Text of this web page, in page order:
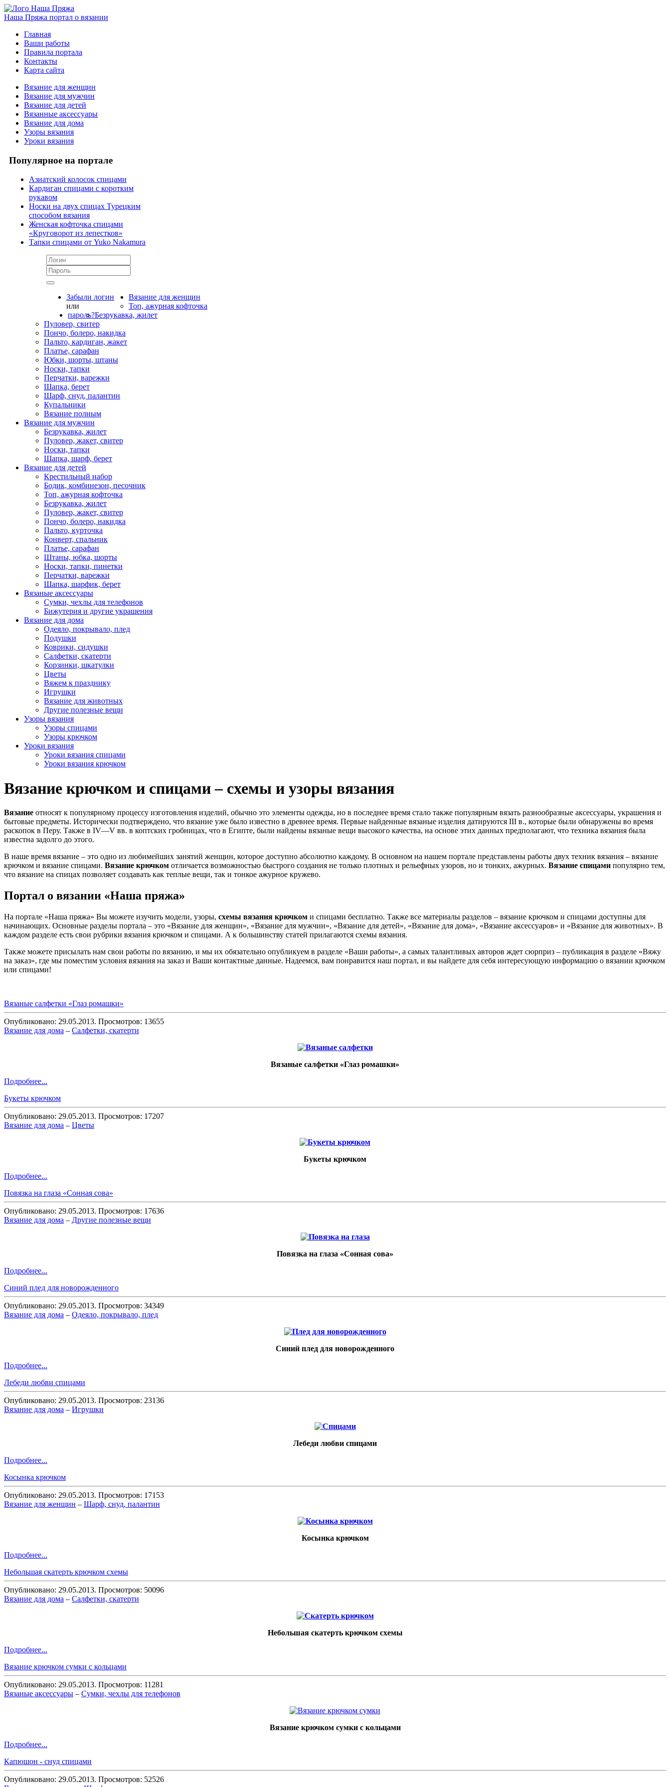
Наша Пряжа портал о вязании
Главная
Ваши работы
Правила портала
Контакты
Карта сайта
Вязание для женщин
Вязание для мужчин
Вязание для детей
Вязанные аксессуары
Вязание для дома
Узоры вязания
Уроки вязания
Популярное на портале
Азиатский колосок спицами
Кардиган спицами с коротким
рукавом
Носки на двух спицах Турецким
способом вязания
Женская кофточка спицами
«Круговорот из лепестков»
Тапки спицами от Yuko Nakamura
Забыли логин
или
пароль?
Вязание для женщин
Топ, ажурная кофточка
Безрукавка, жилет
Пуловер, свитер
Пончо, болеро, накидка
Пальто, кардиган, жакет
Платье, сарафан
Юбки, шорты, штаны
Носки, тапки
Перчатки, варежки
Шапка, берет
Шарф, снуд, палантин
Купальники
Вязание полным
Вязание для мужчин
Безрукавка, жилет
Пуловер, жакет, свитер
Носки, тапки
Шапка, шарф, берет
Вязание для детей
Крестильный набор
Бодик, комбинезон, песочник
Топ, ажурная кофточка
Безрукавка, жилет
Пуловер, жакет, свитер
Пончо, болеро, накидка
Пальто, курточка
Конверт, спальник
Платье, сарафан
Штаны, юбка, шорты
Носки, тапки, пинетки
Перчатки, варежки
Шапка, шарфик, берет
Вязаные аксессуары
Сумки, чехлы для телефонов
Бижутерия и другие украшения
Вязание для дома
Одеяло, покрывало, плед
Подушки
Коврики, сидушки
Салфетки, скатерти
Корзинки, шкатулки
Цветы
Вяжем к празднику
Игрушки
Вязание для животных
Другие полезные вещи
Узоры вязания
Узоры спицами
Узоры крючком
Уроки вязания
Уроки вязания спицами
Уроки вязания крючком
Вязание крючком и спицами – схемы и узоры вязания
Вязание относят к популярному процессу изготовления изделий, обычно это элементы одежды, но в последнее время стало также популярным вязать разнообразные аксессуары, украшения и
бытовые предметы. Исторически подтверждено, что вязание уже было известно в древнее время. Первые найденные вязаные изделия датируются III в., которые были обнаружены во время
раскопок в Перу. Также в IV—V вв. в коптских гробницах, что в Египте, были найдены вязаные вещи высокого качества, на основе этих данных предполагают, что техника вязания была
известна задолго до этого.
В наше время вязание – это одно из любимейших занятий женщин, которое доступно абсолютно каждому. В основном на нашем портале представлены работы двух техник вязания – вязание
крючком и вязание спицами. Вязание крючком отличается возможностью быстрого создания не только плотных и рельефных узоров, но и тонких, ажурных. Вязание спицами популярно тем,
что вязание на спицах позволяет создавать как теплые вещи, так и тонкое ажурное кружево.
Портал о вязании «Наша пряжа»
На портале «Наша пряжа» Вы можете изучить модели, узоры, схемы вязания крючком и спицами бесплатно. Также все материалы разделов – вязание крючком и спицами доступны для
начинающих. Основные разделы портала – это «Вязание для женщин», «Вязание для мужчин», «Вязание для детей», «Вязание для дома», «Вязание аксессуаров» и «Вязание для животных». В
каждом разделе есть свои рубрики вязания крючком и спицами. А к большинству статей прилагаются схемы вязания.
Также можете присылать нам свои работы по вязанию, и мы их обязательно опубликуем в разделе «Ваши работы», а самых талантливых авторов ждет сюрприз – публикация в разделе «Вяжу
на заказ», где мы поместим условия вязания на заказ и Ваши контактные данные. Надеемся, вам понравится наш портал, и вы найдете для себя интересующую информацию о вязании крючком
или спицами!
Вязаные салфетки «Глаз ромашки»
Опубликовано: 29.05.2013. Просмотров: 13655
Вязание для дома – Салфетки, скатерти
Вязаные салфетки «Глаз ромашки»
Подробнее...
Букеты крючком
Опубликовано: 29.05.2013. Просмотров: 17207
Вязание для дома – Цветы
Букеты крючком
Подробнее...
Повязка на глаза «Сонная сова»
Опубликовано: 29.05.2013. Просмотров: 17636
Вязание для дома – Другие полезные вещи
Повязка на глаза «Сонная сова»
Подробнее...
Синий плед для новорожденного
Опубликовано: 29.05.2013. Просмотров: 34349
Вязание для дома – Одеяло, покрывало, плед
Синий плед для новорожденного
Подробнее...
Лебеди любви спицами
Опубликовано: 29.05.2013. Просмотров: 23136
Вязание для дома – Игрушки
Лебеди любви спицами
Подробнее...
Косынка крючком
Опубликовано: 29.05.2013. Просмотров: 17153
Вязание для женщин – Шарф, снуд, палантин
Косынка крючком
Подробнее...
Небольшая скатерть крючком схемы
Опубликовано: 29.05.2013. Просмотров: 50096
Вязание для дома – Салфетки, скатерти
Небольшая скатерть крючком схемы
Подробнее...
Вязание крючком сумки с кольцами
Опубликовано: 29.05.2013. Просмотров: 11281
Вязаные аксессуары – Сумки, чехлы для телефонов
Вязание крючком сумки с кольцами
Подробнее...
Капюшон - снуд спицами
Опубликовано: 29.05.2013. Просмотров: 52526